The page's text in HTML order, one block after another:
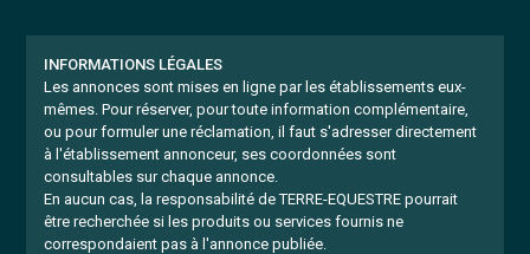
INFORMATIONS LÉGALES
Les annonces sont mises en ligne par les établissements eux-
mêmes. Pour réserver, pour toute information complémentaire,
ou pour formuler une réclamation, il faut s'adresser directement
à l'établissement annonceur, ses coordonnées sont
consultables sur chaque annonce.
En aucun cas, la responsabilité de TERRE-EQUESTRE pourrait
être recherchée si les produits ou services fournis ne
correspondaient pas à l'annonce publiée.